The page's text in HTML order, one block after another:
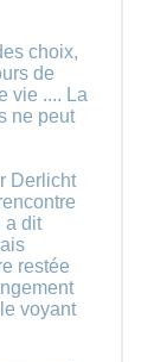
choix,
de
vie .... La
ne peut
Derlicht
a dit
restée
voyant